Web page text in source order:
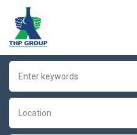
Location